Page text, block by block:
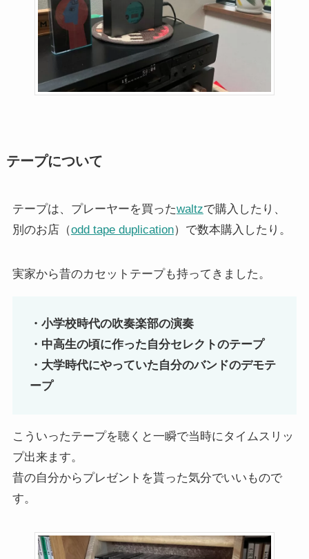
テープについて
テープは、プレーヤーを買ったwaltzで購入したり、
別のお店（odd tape duplication）で数本購入したり。
実家から昔のカセットテープも持ってきました。
・小学校時代の吹奏楽部の演奏
・中高生の頃に作った自分セレクトのテープ
・大学時代にやっていた自分のバンドのデモテ
ープ
こういったテープを聴くと一瞬で当時にタイムスリッ
プ出来ます。
昔の自分からプレゼントを貰った気分でいいもので
す。